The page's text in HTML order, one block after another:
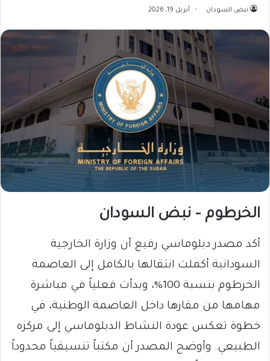
نبض السودان أبريل 19, 2026
الخرطوم – نبض السودان
أكد مصدر دبلوماسي رفيع أن وزارة الخارجية
السودانية أكملت انتقالها بالكامل إلى العاصمة
الخرطوم بنسبة 100%، وبدأت فعلياً في مباشرة
مهامها من مقارها داخل العاصمة الوطنية، في
خطوة تعكس عودة النشاط الدبلوماسي إلى مركزه
الطبيعي. وأوضح المصدر أن مكتباً تنسيقياً محدوداً